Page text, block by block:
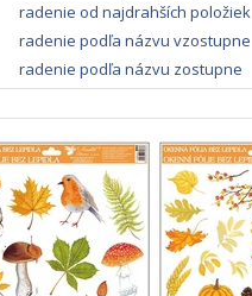
radenie od najdrahších položiek
radenie podľa názvu vzostupne
radenie podľa názvu zostupne